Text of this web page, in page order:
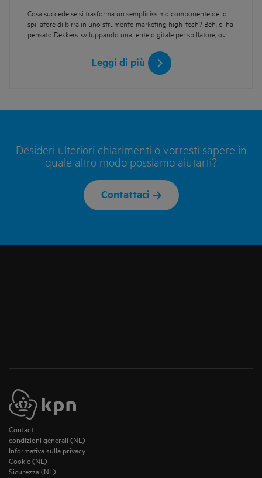
Cosa succede se si trasforma un semplicissimo componente dello
spillatore di birra in uno strumento marketing high-tech? Beh, ci ha
pensato Dekkers, sviluppando una lente digitale per spillatore, ov…
Leggi di più
Desideri ulteriori chiarimenti o vorresti sapere in
quale altro modo possiamo aiutarti?
Contattaci
Contact
condizioni generali (NL)
Informativa sulla privacy
Cookie (NL)
Sicurezza (NL)